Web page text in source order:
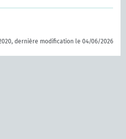
dernière modification le 04/06/2026